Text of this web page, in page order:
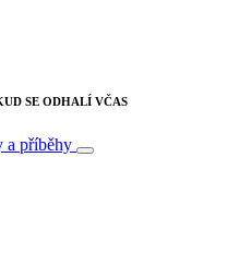
SE ODHALÍ VČAS
a příběhy